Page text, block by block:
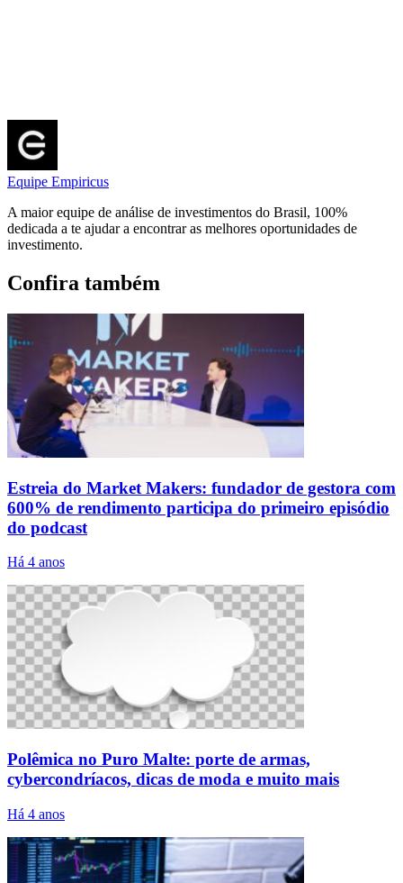
Equipe Empiricus
A maior equipe de análise de investimentos do Brasil, 100%
dedicada a te ajudar a encontrar as melhores oportunidades de
investimento.
Confira também
Estreia do Market Makers: fundador de gestora com
600% de rendimento participa do primeiro episódio
do podcast
Há 4 anos
Polêmica no Puro Malte: porte de armas,
cybercondríacos, dicas de moda e muito mais
Há 4 anos